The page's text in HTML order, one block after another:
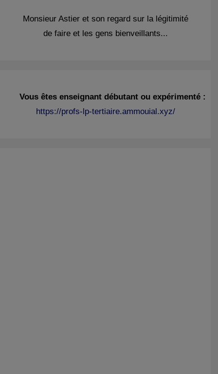
Monsieur Astier et son regard sur la légitimité
de faire et les gens bienveillants...
Vous êtes enseignant débutant ou expérimenté :
https://profs-lp-tertiaire.ammouial.xyz/